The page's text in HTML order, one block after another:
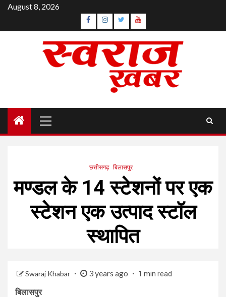
Skip
content
August 8, 2026
Facebook
Instagram
TwitterYouTube
Menu
छत्तीसगढ़ बिलासपुर
मण्डल के 14 स्टेशनों पर एक
स्टेशन एक उत्पाद स्टॉल
स्थापित
Swaraj Khabar 3 years ago 1 min read
बिलासपुर